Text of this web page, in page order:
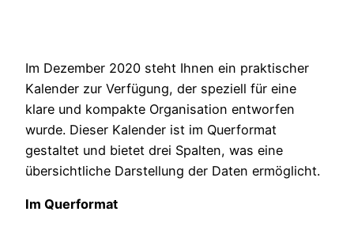
Im Dezember 2020 steht Ihnen ein praktischer
Kalender zur Verfügung, der speziell für eine
klare und kompakte Organisation entworfen
wurde. Dieser Kalender ist im Querformat
gestaltet und bietet drei Spalten, was eine
übersichtliche Darstellung der Daten ermöglicht.
Im Querformat